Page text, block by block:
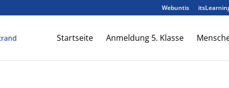
Webuntis
Startseite Anmeldung 5. Klasse